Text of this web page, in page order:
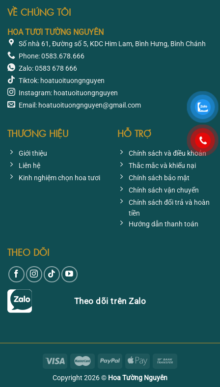
VỀ CHÚNG TÔI
HOA TƯƠI TƯỜNG NGUYÊN
Số nhà 61, Đường số 5, KDC Him Lam, Bình Hưng, Bình Chánh
Phone: 0583.678.666
Zalo: 0583 678 666
Tiktok: hoatuoituongnguyen
Instagram: hoatuoituongnguyen
Email: hoatuoituongnguyen@gmail.com
THƯƠNG HIỆU
Giới thiệu
Liên hệ
Kinh nghiệm chọn hoa tươi
HỖ TRỢ
Chính sách và điều khoản
Thắc mắc và khiếu nại
Chính sách bảo mật
Chính sách vận chuyển
Chính sách đổi trả và hoàn
tiền
Hướng dẫn thanh toán
THEO DÕI
Theo dõi trên Zalo
Copyright 2026 © Hoa Tường Nguyên